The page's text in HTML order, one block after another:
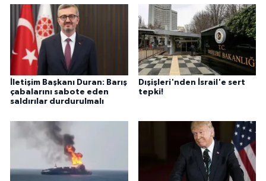
İletişim Başkanı Duran: Barış
çabalarını sabote eden
saldırılar durdurulmalı
Dışişleri'nden İsrail'e sert
tepki!